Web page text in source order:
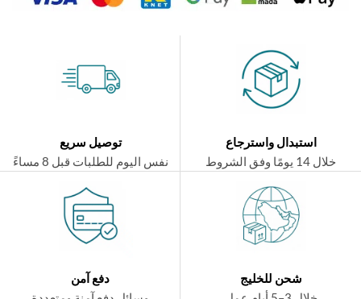
استبدال واسترجاع
توصيل سريع
نفس اليوم للطلبات قبل 8 مساءً
شحن للخليج
دفع آمن